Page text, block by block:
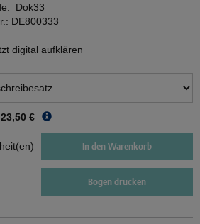
Dok33
DE800333
digital aufklären
23,50 €
In den Warenkorb
Bogen drucken